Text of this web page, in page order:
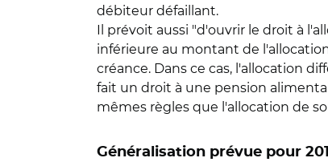
débiteur défaillant.
Il prévoit aussi "d'ouvrir le droit à
inférieure au montant de
créance. Dans ce cas, l'allocation
fait un droit à une pension
mêmes règles que l'allocation de
Généralisation prévue pour